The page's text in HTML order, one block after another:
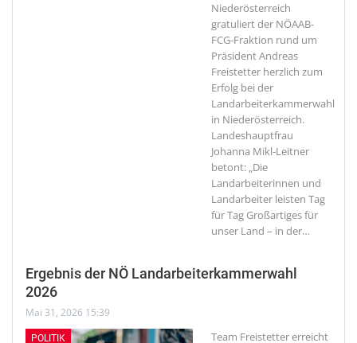
Niederösterreich
gratuliert der NÖAAB-
FCG-Fraktion rund um
Präsident Andreas
Freistetter herzlich zum
Erfolg bei der
Landarbeiterkammerwahl
in Niederösterreich.
Landeshauptfrau
Johanna Mikl-Leitner
betont: „Die
Landarbeiterinnen und
Landarbeiter leisten Tag
für Tag Großartiges für
unser Land – in der…
Ergebnis der NÖ Landarbeiterkammerwahl
2026
Mai 31, 2026 15:39
POLITIK Team Freistetter erreicht